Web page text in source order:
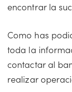
encontrar la
Como has
toda la
contactar al
realizar